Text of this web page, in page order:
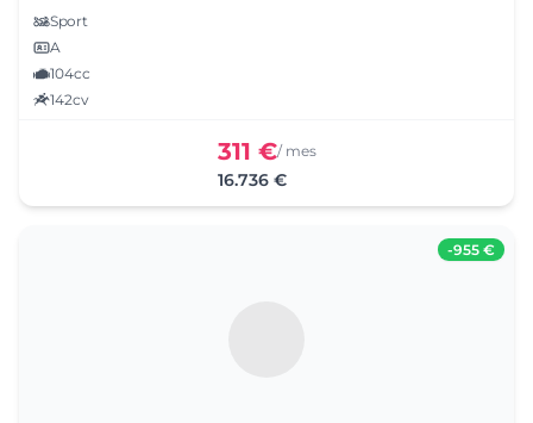
Sport
A
104cc
142cv
311 €/ mes
16.736 €
-955 €